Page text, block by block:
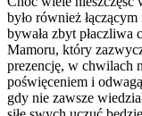
było również
bywała zbyt płaczliwa
Mamoru, który
prezencję, w chwilach
poświęceniem i
gdy nie zawsze